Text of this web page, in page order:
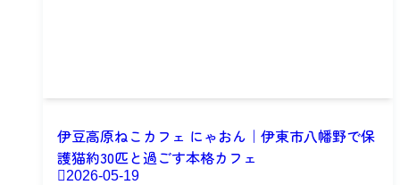
伊豆高原ねこカフェ にゃおん｜伊東市八幡野で保
護猫約30匹と過ごす本格カフェ
2026-05-19